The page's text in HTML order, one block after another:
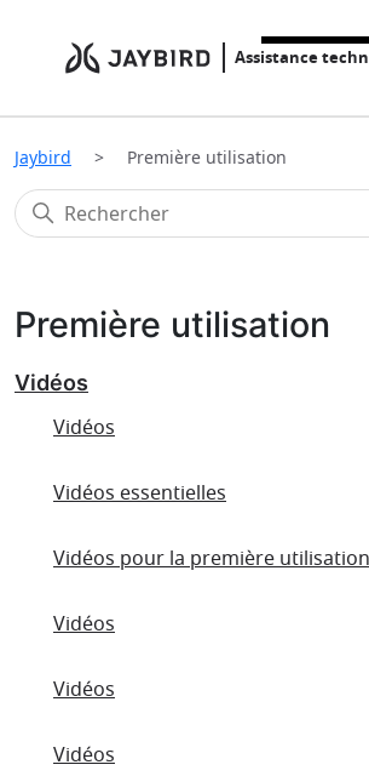
Assistance
Jaybird Première utilisation
Première utilisation
Vidéos
Vidéos
Vidéos essentielles
Vidéos pour la première utilisation
Vidéos
Vidéos
Vidéos